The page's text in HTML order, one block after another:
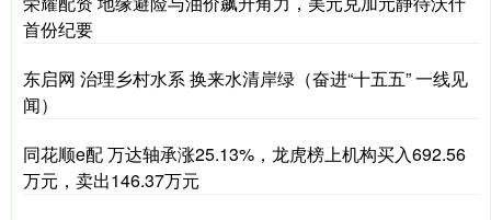
首份纪要
东启网 治理乡村水系 换来水清岸绿（奋进“十五五” 一线见
闻）
同花顺e配 万达轴承涨25.13%，龙虎榜上机构买入692.56
万元，卖出146.37万元